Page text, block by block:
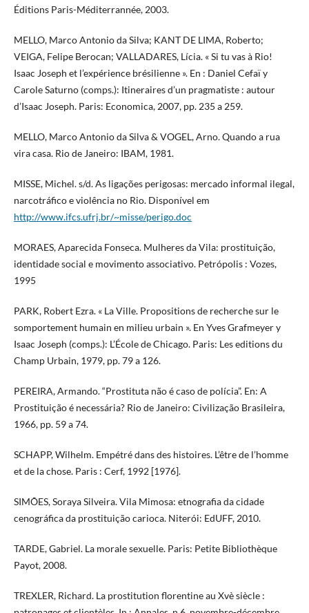
Éditions Paris-Méditerrannée, 2003.
MELLO, Marco Antonio da Silva; KANT DE LIMA, Roberto;
VEIGA, Felipe Berocan; VALLADARES, Lícia. « Si tu vas à Rio!
Isaac Joseph et l’expérience brésilienne ». En : Daniel Cefaï y
Carole Saturno (comps.): Itineraires d’un pragmatiste : autour
d’Isaac Joseph. Paris: Economica, 2007, pp. 235 a 259.
MELLO, Marco Antonio da Silva & VOGEL, Arno. Quando a rua
vira casa. Rio de Janeiro: IBAM, 1981.
MISSE, Michel. s/d. As ligações perigosas: mercado informal ilegal,
narcotráfico e violência no Rio. Disponível em
http://www.ifcs.ufrj.br/~misse/perigo.doc
MORAES, Aparecida Fonseca. Mulheres da Vila: prostituição,
identidade social e movimento associativo. Petrópolis : Vozes,
1995
PARK, Robert Ezra. « La Ville. Propositions de recherche sur le
somportement humain en milieu urbain ». En Yves Grafmeyer y
Isaac Joseph (comps.): L’École de Chicago. Paris: Les editions du
Champ Urbain, 1979, pp. 79 a 126.
PEREIRA, Armando. “Prostituta não é caso de polícia”. En: A
Prostituição é necessária? Rio de Janeiro: Civilização Brasileira,
1966, pp. 59 a 74.
SCHAPP, Wilhelm. Empétré dans des histoires. L’être de l’homme
et de la chose. Paris : Cerf, 1992 [1976].
SIMÕES, Soraya Silveira. Vila Mimosa: etnografia da cidade
cenográfica da prostituição carioca. Niterói: EdUFF, 2010.
TARDE, Gabriel. La morale sexuelle. Paris: Petite Bibliothèque
Payot, 2008.
TREXLER, Richard. La prostitution florentine au Xvè siècle :